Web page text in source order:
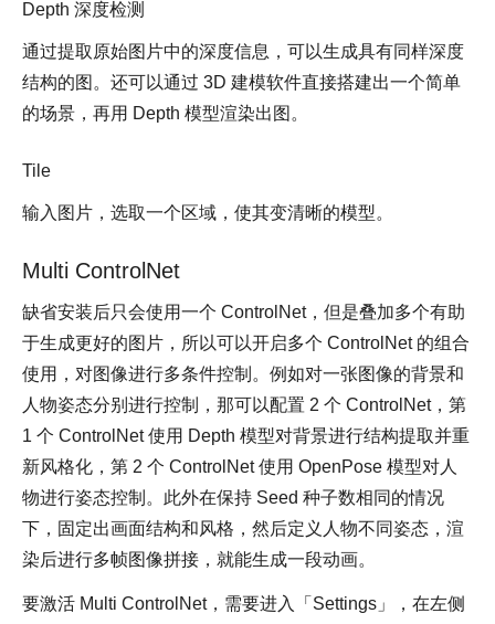
Depth 深度检测
通过提取原始图片中的深度信息，可以生成具有同样深度
结构的图。还可以通过 3D 建模软件直接搭建出一个简单
的场景，再用 Depth 模型渲染出图。
Tile
输入图片，选取一个区域，使其变清晰的模型。
Multi ControlNet
缺省安装后只会使用一个 ControlNet，但是叠加多个有助
于生成更好的图片，所以可以开启多个 ControlNet 的组合
使用，对图像进行多条件控制。例如对一张图像的背景和
人物姿态分别进行控制，那可以配置 2 个 ControlNet，第
1 个 ControlNet 使用 Depth 模型对背景进行结构提取并重
新风格化，第 2 个 ControlNet 使用 OpenPose 模型对人
物进行姿态控制。此外在保持 Seed 种子数相同的情况
下，固定出画面结构和风格，然后定义人物不同姿态，渲
染后进行多帧图像拼接，就能生成一段动画。
要激活 Multi ControlNet，需要进入「Settings」，在左侧